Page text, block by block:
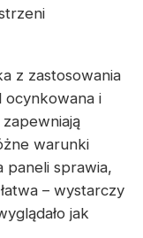
z zastosowania
ocynkowana i
warunki
paneli sprawia,
– wystarczy
jak